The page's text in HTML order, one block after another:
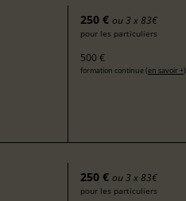
250 € ou 3 x 83€
pour les particuliers
500 €
formation continue (en savoir +)
250 € ou 3 x 83€
pour les particuliers